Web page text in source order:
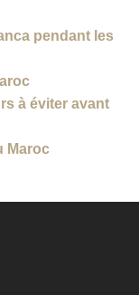
pendant les
à éviter avant
Maroc